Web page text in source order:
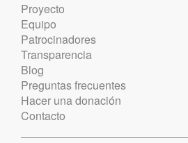
Proyecto
Equipo
Patrocinadores
Transparencia
Blog
Preguntas frecuentes
Hacer una donación
Contacto